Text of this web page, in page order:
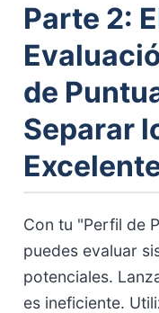
Parte 2:
de
Separar
Con tu "Perfil de
puedes evaluar
potenciales.
es ineficiente.